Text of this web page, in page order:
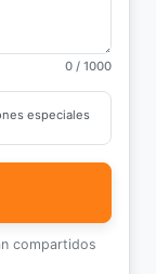
0 / 1000
especiales
compartidos